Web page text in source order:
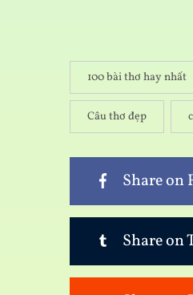
100 bài thơ hay nhất
Câu thơ đẹp
Share on
Share on